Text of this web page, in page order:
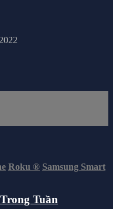
Roku ® Samsung Smart
Tuần